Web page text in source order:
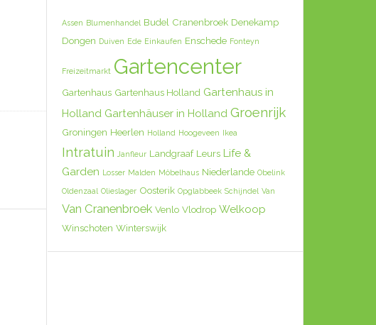
Assen Blumenhandel Budel Cranenbroek Denekamp
Dongen Duiven Ede Einkaufen Enschede Fonteyn
Freizeitmarkt Gartencenter
Gartenhaus Gartenhaus Holland Gartenhaus in
Holland Gartenhäuser in Holland Groenrijk
Groningen Heerlen Holland Hoogeveen Ikea
Intratuin Janfleur Landgraaf Leurs Life &
Garden Losser Malden Möbelhaus Niederlande Obelink
Oldenzaal Olieslager Oosterik Opglabbeek Schijndel Van
Van Cranenbroek Venlo Vlodrop Welkoop
Winschoten Winterswijk